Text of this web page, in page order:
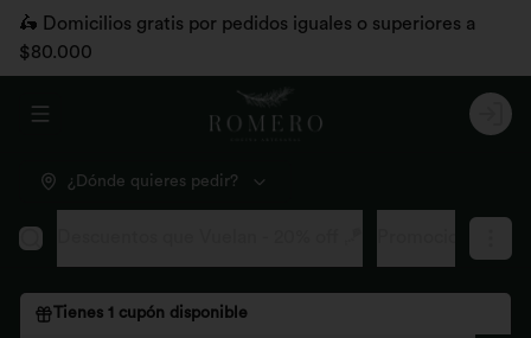
🛵 Domicilios gratis por pedidos iguales o superiores a
$80.000
Abrir menu de navegación Login
¿Dónde quieres pedir?
Tienes 1 cupón disponible